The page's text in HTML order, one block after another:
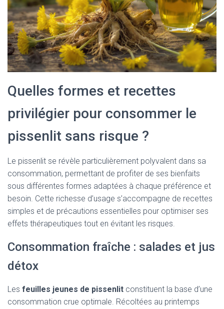
Quelles formes et recettes
privilégier pour consommer le
pissenlit sans risque ?
Le pissenlit se révèle particulièrement polyvalent dans sa
consommation, permettant de profiter de ses bienfaits
sous différentes formes adaptées à chaque préférence et
besoin. Cette richesse d’usage s’accompagne de recettes
simples et de précautions essentielles pour optimiser ses
effets thérapeutiques tout en évitant les risques.
Consommation fraîche : salades et jus
détox
Les feuilles jeunes de pissenlit constituent la base d’une
consommation crue optimale. Récoltées au printemps